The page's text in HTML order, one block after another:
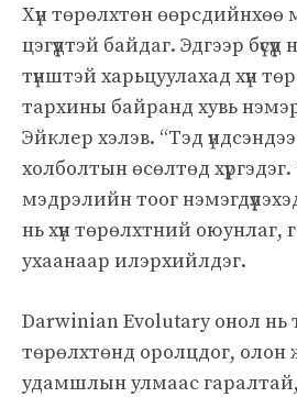
Хүн төрөлхтөн өөрсдийнхөө
цэгүүдтэй байдаг. Эдгээр
түнштэй харьцуулахад хүн
тархины байранд хувь
Эйклер хэлэв. “Тэд
холболтын өсөлтөд
мэдрэлийн тоог
нь хүн төрөлхтний оюунлаг,
ухаанаар илэрхийлдэг.
Darwinian Evolutary онол нь
төрөлхтөнд оролцдог,
удамшлын улмаас